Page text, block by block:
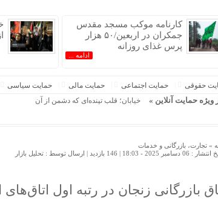
»
کارنامه موکب مسجد مقدس
جمکران در اربعین/۵۰ هزار
پرس غذای روزانه
ادامه ...
حقوقی حمایت اجتماعی حمایت مالی حمایت سیاسی
ویژه حمایت آنلاین » خیابان؛ قلب تپنده‌ای که دشمن از آن می‌هراسد
» تجارت، بازرگانی و خدمات
: 06 دسامبر 2025 - 18:03 |
146 بازدید | ارسال توسط : تحلیل بازار
بازرگانی زنجان در رتبه اول